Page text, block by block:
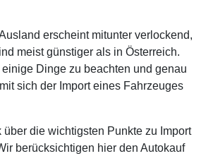
erscheint mitunter verlockend,
meist günstiger als in Österreich.
Dinge zu beachten und genau
sich der Import eines Fahrzeuges
über die wichtigsten Punkte zu Import
berücksichtigen hier den Autokauf